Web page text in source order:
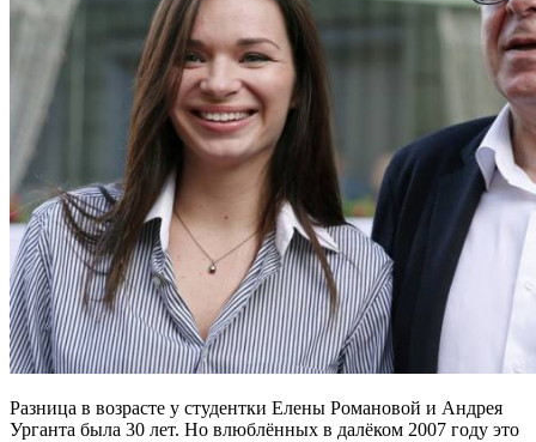
Разница в возрасте у студентки Елены Романовой и Андрея
Урганта была 30 лет. Но влюблённых в далёком 2007 году это